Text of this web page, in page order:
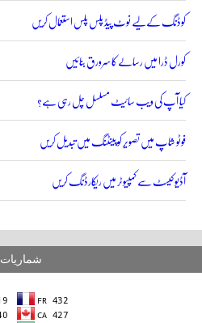
کوڈنگ کے لیے نوٹ پیڈ پلس پلس استعمال کریں
کورل ڈرا میں رسالے کا سرورق بنائیں
کیا آپ کی ویب سائیٹ مسلسل چل رہی ہے؟
فوٹو شاپ میں تصویر کو پینٹنگ میں تبدیل کریں
آڈیو کیسٹ سے کمپیوٹر میں ریکارڈنگ کریں
شماریات